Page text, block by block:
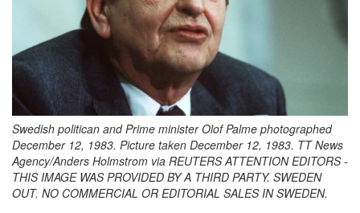
Swedish politican and Prime minister Olof Palme photographed
December 12, 1983. Picture taken December 12, 1983. TT News
Agency/Anders Holmstrom via REUTERS ATTENTION EDITORS -
THIS IMAGE WAS PROVIDED BY A THIRD PARTY. SWEDEN
OUT. NO COMMERCIAL OR EDITORIAL SALES IN SWEDEN.